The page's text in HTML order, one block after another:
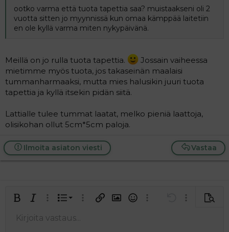
ootko varma että tuota tapettia saa? muistaakseni oli 2
vuotta sitten jo myynnissä kun omaa kämppää laitetiin
en ole kyllä varma miten nykypäivänä.
Meillä on jo rulla tuota tapettia.
Jossain vaiheessa
mietimme myös tuota, jos takaseinän maalaisi
tummanharmaaksi, mutta mies halusikin juuri tuota
tapettia ja kyllä itsekin pidän siitä.
Lattialle tulee tummat laatat, melko pieniä laattoja,
olisikohan ollut 5cm*5cm paloja.
Vastaa
Ilmoita asiaton viesti
LihavoituKursivoitu
Laajennettuun editoriin…
Lista
Järjestetty lista
Laajennettuun editoriin…
Lisää hyperlinkki
Lisää kuva
HymiötLaajennettuun
Kumoa
Fontin koko
9
Tekstiväri
KirjasintyyliArial
Yliviivaa
Tasaus Tasaa vasemmalle
Paragraph format
Normal
LainausLisää video/media
Lisää taulukko
Insert horizontal line
Tee uudelleen
BBCode-näkymä
Poista muotoilu
Luonnokset
Kirjoita vastaus...